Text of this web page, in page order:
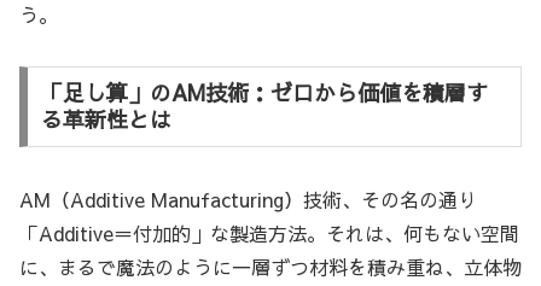
う。
「足し算」のAM技術：ゼロから価値を積層す
る革新性とは
AM（Additive Manufacturing）技術、その名の通り
「Additive＝付加的」な製造方法。それは、何もない空間
に、まるで魔法のように一層ずつ材料を積み重ね、立体物